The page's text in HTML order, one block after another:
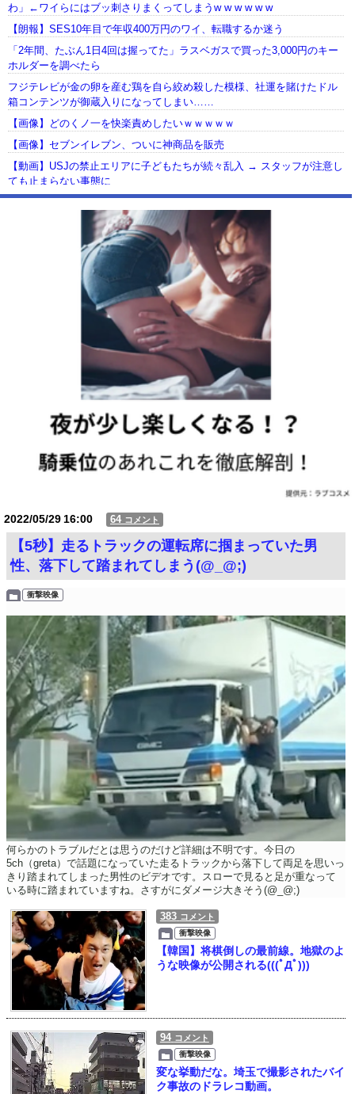
わ」←ワイらにはブッ刺さりまくってしまうw w w w w w
【朗報】SES10年目で年収400万円のワイ、転職するか迷う
「2年間、たぶん1日4回は握ってた」ラスベガスで買った3,000円のキー
ホルダーを調べたら
フジテレビが金の卵を産む鶏を自ら絞め殺した模様、社運を賭けたドル
箱コンテンツが御蔵入りになってしまい……
【画像】どのくノ一を快楽責めしたいｗｗｗｗｗ
【画像】セブンイレブン、ついに神商品を販売
【動画】USJの禁止エリアに子どもたちが続々乱入 → スタッフが注意し
ても止まらない事態に
Powered by livedoor 相互RSS
2022/05/2916:00 64 コメント
【5秒】走るトラックの運転席に掴まっていた男
性、落下して踏まれてしまう(@_@;)
衝撃映像
何らかのトラブルだとは思うのだけど詳細は不明です。今日の
5ch（greta）で話題になっていた走るトラックから落下して両足を思いっ
きり踏まれてしまった男性のビデオです。スローで見ると足が重なって
いる時に踏まれていますね。さすがにダメージ大きそう(@_@;)
383 コメント
衝撃映像
【韓国】将棋倒しの最前線。地獄のよ
うな映像が公開される(((ﾟДﾟ)))
94 コメント
衝撃映像
変な挙動だな。埼玉で撮影されたバイ
ク事故のドラレコ動画。